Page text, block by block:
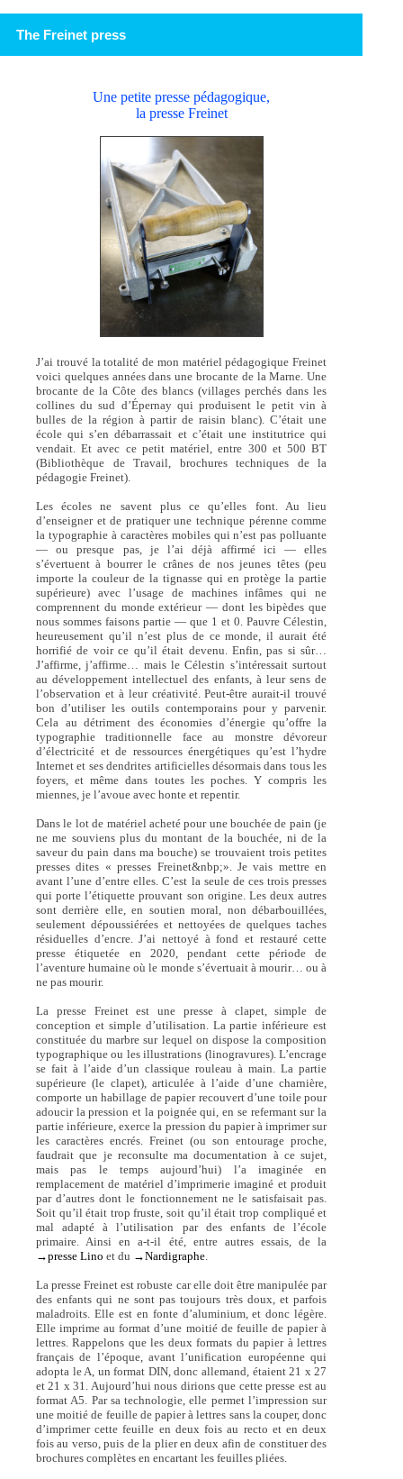
The Freinet press
Une petite presse pédagogique,
la presse Freinet
J’ai trouvé la totalité de mon matériel pédagogique Freinet
voici quelques années dans une brocante de la Marne. Une
brocante de la Côte des blancs (villages perchés dans les
collines du sud d’Épernay qui produisent le petit vin à
bulles de la région à partir de raisin blanc). C’était une
école qui s’en débarrassait et c’était une institutrice qui
vendait. Et avec ce petit matériel, entre 300 et 500 BT
(Bibliothèque de Travail, brochures techniques de la
pédagogie Freinet).
Les écoles ne savent plus ce qu’elles font. Au lieu
d’enseigner et de pratiquer une technique pérenne comme
la typographie à caractères mobiles qui n’est pas polluante
— ou presque pas, je l’ai déjà affirmé ici — elles
s’évertuent à bourrer le crânes de nos jeunes têtes (peu
importe la couleur de la tignasse qui en protège la partie
supérieure) avec l’usage de machines infâmes qui ne
comprennent du monde extérieur — dont les bipèdes que
nous sommes faisons partie — que 1 et 0. Pauvre Célestin,
heureusement qu’il n’est plus de ce monde, il aurait été
horrifié de voir ce qu’il était devenu. Enfin, pas si sûr…
J’affirme, j’affirme… mais le Célestin s’intéressait surtout
au développement intellectuel des enfants, à leur sens de
l’observation et à leur créativité. Peut-être aurait-il trouvé
bon d’utiliser les outils contemporains pour y parvenir.
Cela au détriment des économies d’énergie qu’offre la
typographie traditionnelle face au monstre dévoreur
d’électricité et de ressources énergétiques qu’est l’hydre
Internet et ses dendrites artificielles désormais dans tous les
foyers, et même dans toutes les poches. Y compris les
miennes, je l’avoue avec honte et repentir.
Dans le lot de matériel acheté pour une bouchée de pain (je
ne me souviens plus du montant de la bouchée, ni de la
saveur du pain dans ma bouche) se trouvaient trois petites
presses dites « presses Freinet&nbp;». Je vais mettre en
avant l’une d’entre elles. C’est la seule de ces trois presses
qui porte l’étiquette prouvant son origine. Les deux autres
sont derrière elle, en soutien moral, non débarbouillées,
seulement dépoussiérées et nettoyées de quelques taches
résiduelles d’encre. J’ai nettoyé à fond et restauré cette
presse étiquetée en 2020, pendant cette période de
l’aventure humaine où le monde s’évertuait à mourir… ou à
ne pas mourir.
La presse Freinet est une presse à clapet, simple de
conception et simple d’utilisation. La partie inférieure est
constituée du marbre sur lequel on dispose la composition
typographique ou les illustrations (linogravures). L’encrage
se fait à l’aide d’un classique rouleau à main. La partie
supérieure (le clapet), articulée à l’aide d’une charnière,
comporte un habillage de papier recouvert d’une toile pour
adoucir la pression et la poignée qui, en se refermant sur la
partie inférieure, exerce la pression du papier à imprimer sur
les caractères encrés. Freinet (ou son entourage proche,
faudrait que je reconsulte ma documentation à ce sujet,
mais pas le temps aujourd’hui) l’a imaginée en
remplacement de matériel d’imprimerie imaginé et produit
par d’autres dont le fonctionnement ne le satisfaisait pas.
Soit qu’il était trop fruste, soit qu’il était trop compliqué et
mal adapté à l’utilisation par des enfants de l’école
primaire. Ainsi en a-t-il été, entre autres essais, de la
→presse Lino et du →Nardigraphe.
La presse Freinet est robuste car elle doit être manipulée par
des enfants qui ne sont pas toujours très doux, et parfois
maladroits. Elle est en fonte d’aluminium, et donc légère.
Elle imprime au format d’une moitié de feuille de papier à
lettres. Rappelons que les deux formats du papier à lettres
français de l’époque, avant l’unification européenne qui
adopta le A, un format DIN, donc allemand, étaient 21 x 27
et 21 x 31. Aujourd’hui nous dirions que cette presse est au
format A5. Par sa technologie, elle permet l’impression sur
une moitié de feuille de papier à lettres sans la couper, donc
d’imprimer cette feuille en deux fois au recto et en deux
fois au verso, puis de la plier en deux afin de constituer des
brochures complètes en encartant les feuilles pliées.